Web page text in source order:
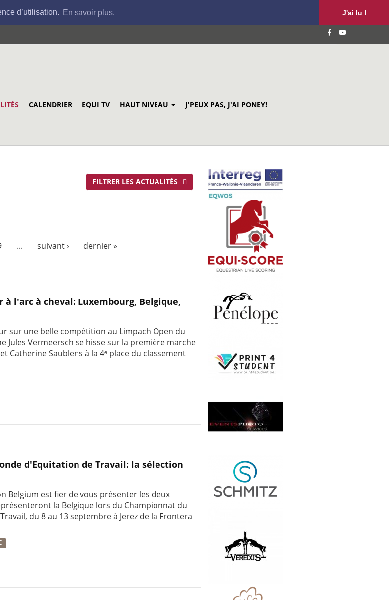
d’utilisation. En savoir plus. J'ai lu !
CALENDRIER EQUI TV HAUT NIVEAU J'PEUX PAS, J'AI PONEY!
FILTRER LES ACTUALITÉS
… suivant › dernier »
à l'arc à cheval: Luxembourg, Belgique,
sur une belle compétition au Limpach Open du
Jules Vermeersch se hisse sur la première marche
Catherine Saublens à la 4ᵉ place du classement
d'Equitation de Travail: la sélection
Belgium est fier de vous présenter les deux
la Belgique lors du Championnat du
du 8 au 13 septembre à Jerez de la Frontera